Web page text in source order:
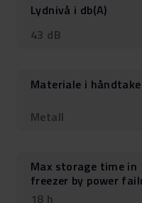
Lydnivå i db(A)
43 dB
Materiale i
Metall
Max storage time in
freezer by power
18 h